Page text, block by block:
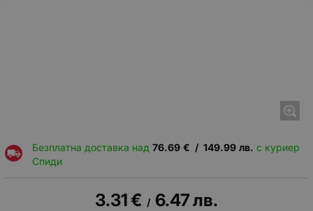
Безплатна доставка над 76.69 € / 149.99 лв. с куриер
Спиди
3.31€ / 6.47лв.